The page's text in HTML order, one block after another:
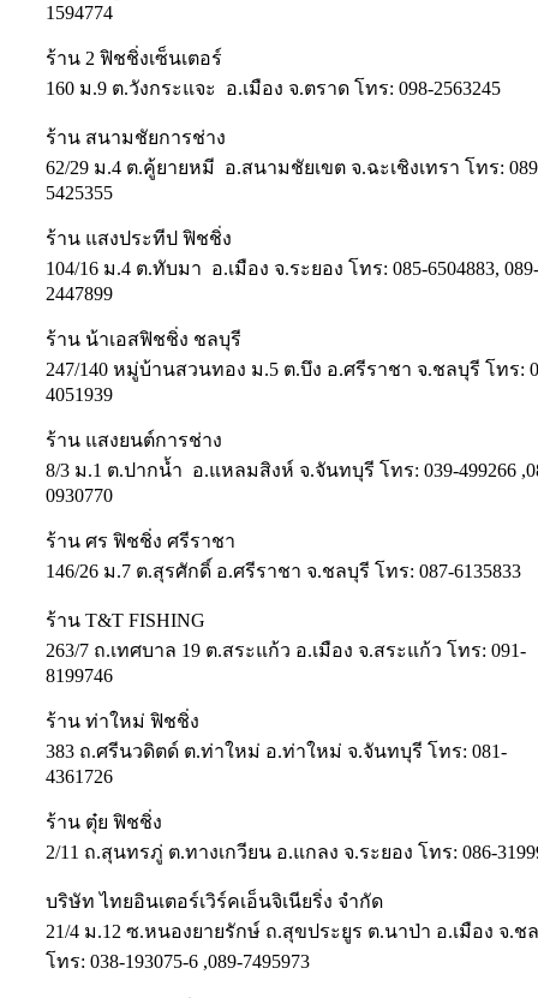
1594774
ร้าน 2 ฟิชชิ่งเซ็นเตอร์
160 ม.9 ต.วังกระแจะ อ.เมือง จ.ตราด โทร: 098-2563245
ร้าน สนามชัยการช่าง
62/29 ม.4 ต.คู้ยายหมี อ.สนามชัยเขต จ.ฉะเชิงเทรา โทร:
5425355
ร้าน แสงประทีป ฟิชชิ่ง
104/16 ม.4 ต.ทับมา อ.เมือง จ.ระยอง โทร: 085-6504883, 089-
2447899
ร้าน น้าเอสฟิชชิ่ง ชลบุรี
247/140 หมู่บ้านสวนทอง ม.5 ต.บึง อ.ศรีราชา จ.ชลบุรี โทร:
4051939
ร้าน แสงยนต์การช่าง
8/3 ม.1 ต.ปากน้ำ อ.แหลมสิงห์ จ.จันทบุรี โทร: 039-499266
0930770
ร้าน ศร ฟิชชิ่ง ศรีราชา
146/26 ม.7 ต.สุรศักดิ์ อ.ศรีราชา จ.ชลบุรี โทร: 087-6135833
ร้าน T&T FISHING
263/7 ถ.เทศบาล 19 ต.สระแก้ว อ.เมือง จ.สระแก้ว โทร: 091-
8199746
ร้าน ท่าใหม่ ฟิชชิ่ง
383 ถ.ศรีนวดิตด์ ต.ท่าใหม่ อ.ท่าใหม่ จ.จันทบุรี โทร: 081-
4361726
ร้าน ตุ๋ย ฟิชชิ่ง
2/11 ถ.สุนทรภู่ ต.ทางเกวียน อ.แกลง จ.ระยอง โทร: 086-
บริษัท ไทยอินเตอร์เวิร์คเอ็นจิเนียริ่ง จำกัด
21/4 ม.12 ซ.หนองยายรักษ์ ถ.สุขประยูร ต.นาป่า อ.เมือง จ.ช
โทร: 038-193075-6 ,089-7495973